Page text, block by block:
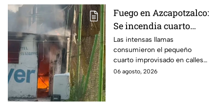
Fuego en Azcapotzalco:
Se incendia cuarto
improvisado en la
Industrial Vallejo;
rompen cadenas para
combatir las llamas
Las intensas llamas
consumieron el pequeño
cuarto improvisado en calles
de Azcapotzalco; bomberos
06 agosto, 2026